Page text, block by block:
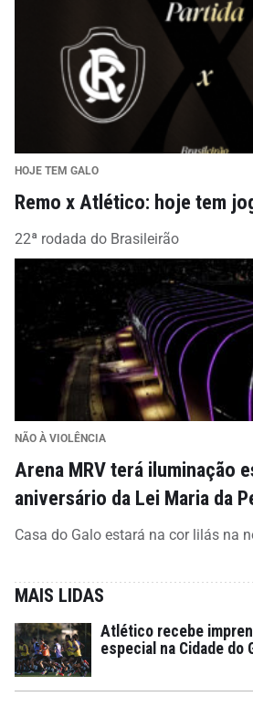
HOJE TEM GALO
Remo x Atlético: hoje tem
22ª rodada do Brasileirão
NÃO À VIOLÊNCIA
Arena MRV terá iluminação
aniversário da Lei Maria da
Casa do Galo estará na cor lilás na
MAIS LIDAS
Atlético recebe
especial na Cidade do